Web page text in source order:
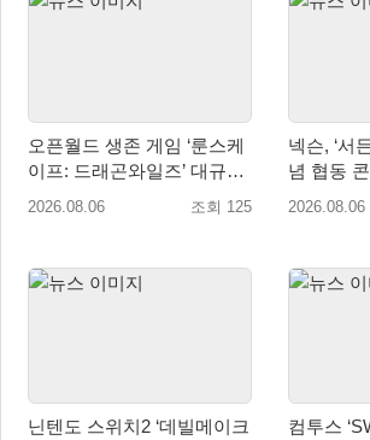
오픈월드 생존 게임 ‘룬스케
이프: 드래곤와일즈’ 대규모
유저 편의성 개선 및 사이드
2026.08.06 조회 125
넥슨, ‘서
념 협동
업데이트
2026.08.06
닌텐도 스위치2 ‘데빌메이크
컴투스